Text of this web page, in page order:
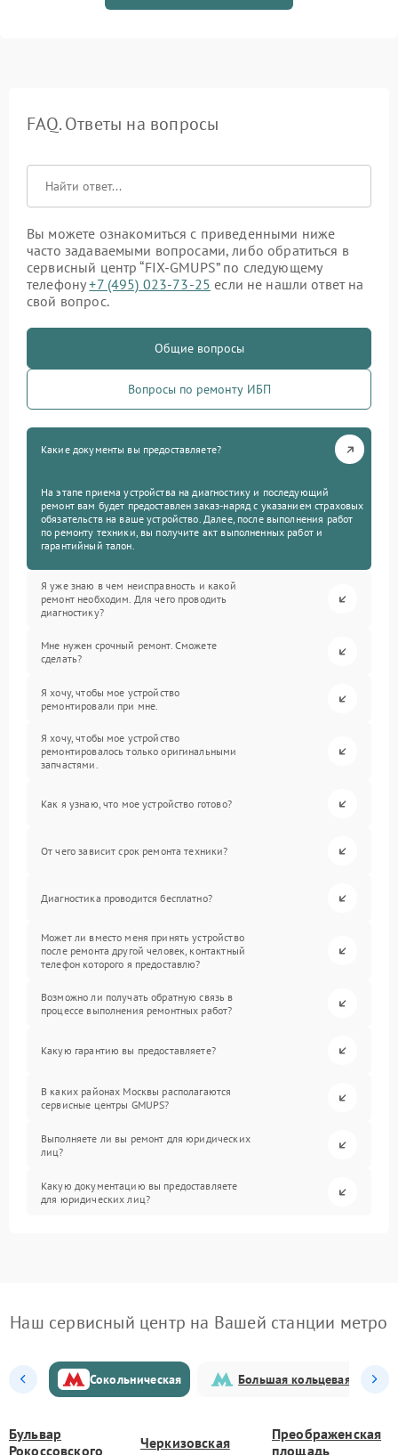
FAQ. Ответы на вопросы
Вы можете ознакомиться с приведенными ниже
часто задаваемыми вопросами, либо обратиться в
сервисный центр “FIX-GMUPS” по следующему
телефону+7 (495) 023-73-25 если не нашли ответ на
свой вопрос.
Общие вопросы
Вопросы по ремонту ИБП
Какие документы вы предоставляете?
На этапе приема устройства на диагностику и последующий
ремонт вам будет предоставлен заказ-наряд с указанием страховых
обязательств на ваше устройство. Далее, после выполнения работ
по ремонту техники, вы получите акт выполненных работ и
гарантийный талон.
Я уже знаю в чем неисправность и какой
ремонт необходим. Для чего проводить
диагностику?
Мне нужен срочный ремонт. Сможете
сделать?
Я хочу, чтобы мое устройство
ремонтировали при мне.
Я хочу, чтобы мое устройство
ремонтировалось только оригинальными
запчастями.
Как я узнаю, что мое устройство готово?
От чего зависит срок ремонта техники?
Диагностика проводится бесплатно?
Может ли вместо меня принять устройство
после ремонта другой человек, контактный
телефон которого я предоставлю?
Возможно ли получать обратную связь в
процессе выполнения ремонтных работ?
Какую гарантию вы предоставляете?
В каких районах Москвы располагаются
сервисные центры GMUPS?
Выполняете ли вы ремонт для юридических
лиц?
Какую документацию вы предоставляете
для юридических лиц?
Наш сервисный центр на Вашей станции метро
Сокольническая Большая кольцевая
Бульвар
Рокоссовского
Черкизовская
Преображенская
площадь